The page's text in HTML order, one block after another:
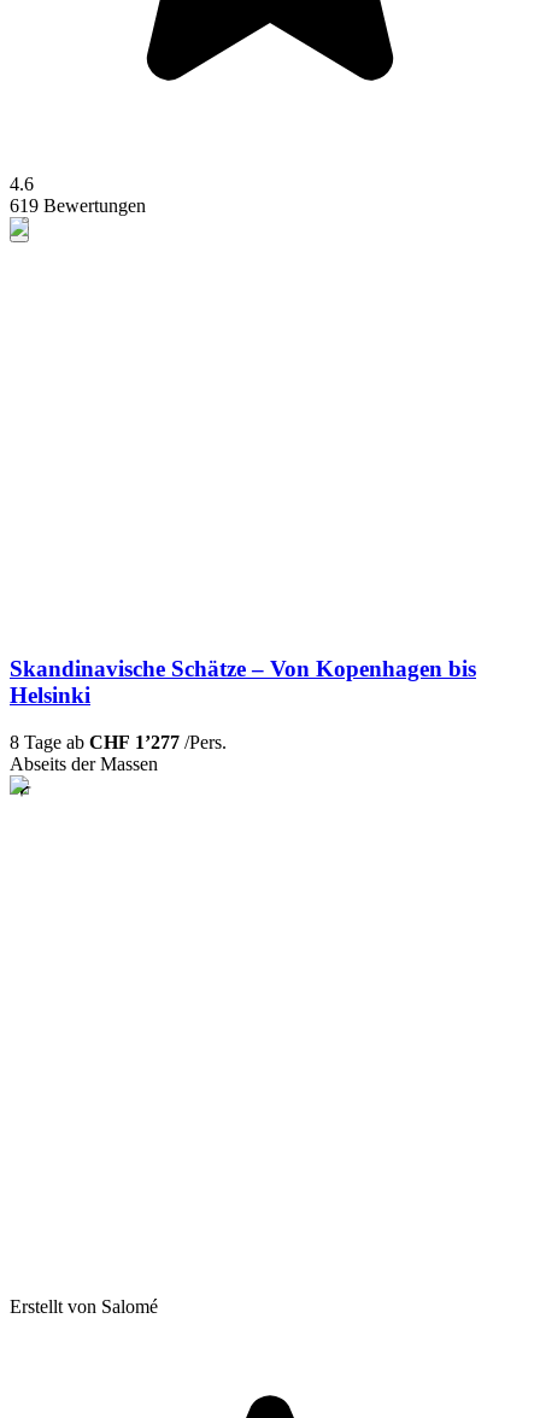
4.6
619 Bewertungen
Skandinavische Schätze – Von Kopenhagen bis
Helsinki
8 Tage ab CHF 1’277 /Pers.
Abseits der Massen
Erstellt von Salomé